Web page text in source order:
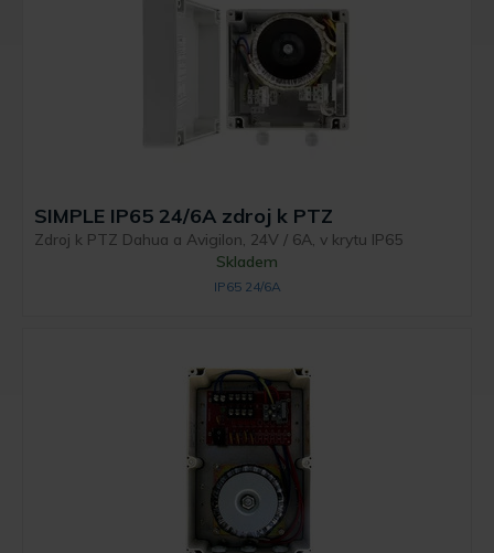
SIMPLE IP65 24/6A zdroj k PTZ
Zdroj k PTZ Dahua a Avigilon, 24V / 6A, v krytu IP65
Skladem
IP65 24/6A